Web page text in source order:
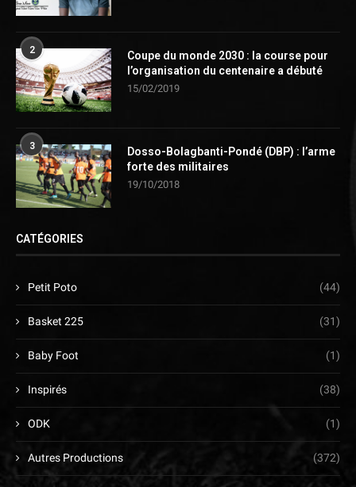
2
Coupe du monde 2030 : la course pour
l’organisation du centenaire a débuté
15/02/2019
3
Dosso-Bolagbanti-Pondé (DBP) : l’arme
forte des militaires
19/10/2018
CATÉGORIES
Petit Poto (44)
Basket 225 (31)
Baby Foot (1)
Inspirés (38)
ODK (1)
Autres Productions (372)